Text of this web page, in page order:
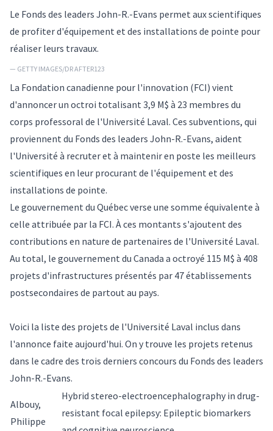
Le Fonds des leaders John-R.-Evans permet aux scientifiques
de profiter d'équipement et des installations de pointe pour
réaliser leurs travaux.
— GETTY IMAGES/DR AFTER123
La Fondation canadienne pour l'innovation (FCI) vient
d'annoncer un octroi totalisant 3,9 M$ à 23 membres du
corps professoral de l'Université Laval. Ces subventions, qui
proviennent du Fonds des leaders John-R.-Evans, aident
l'Université à recruter et à maintenir en poste les meilleurs
scientifiques en leur procurant de l'équipement et des
installations de pointe.
Le gouvernement du Québec verse une somme équivalente à
celle attribuée par la FCI. À ces montants s'ajoutent des
contributions en nature de partenaires de l'Université Laval.
Au total, le gouvernement du Canada a octroyé 115 M$ à 408
projets d'infrastructures présentés par 47 établissements
postsecondaires de partout au pays.
Voici la liste des projets de l'Université Laval inclus dans
l'annonce faite aujourd'hui. On y trouve les projets retenus
dans le cadre des trois derniers concours du Fonds des leaders
John-R.-Evans.
Albouy,
Philippe
Hybrid stereo-electroencephalography in drug-
resistant focal epilepsy: Epileptic biomarkers